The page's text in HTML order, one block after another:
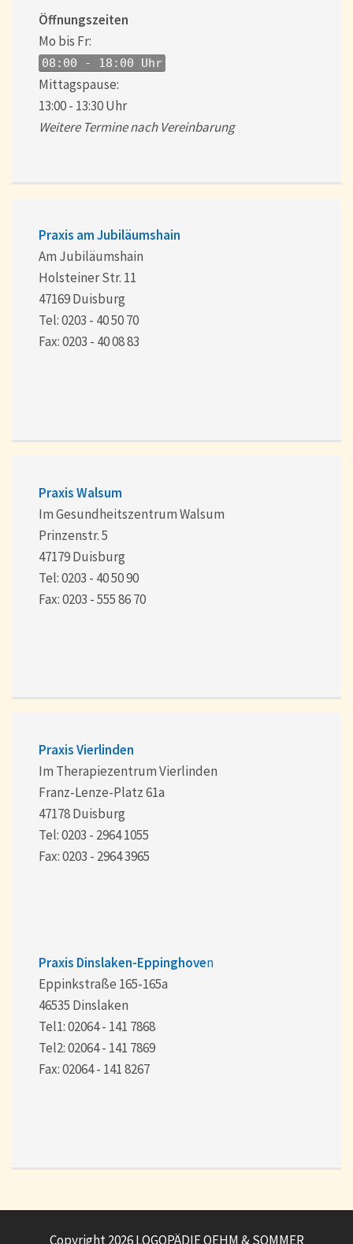
Öffnungszeiten
Mo bis Fr:
08:00 - 18:00 Uhr
Mittagspause:
13:00 - 13:30 Uhr
Weitere Termine nach Vereinbarung
Praxis am Jubiläumshain
Am Jubiläumshain
Holsteiner Str. 11
47169 Duisburg
Tel: 0203 - 40 50 70
Fax: 0203 - 40 08 83
Praxis Walsum
Im Gesundheitszentrum Walsum
Prinzenstr. 5
47179 Duisburg
Tel: 0203 - 40 50 90
Fax: 0203 - 555 86 70
Praxis Vierlinden
Im Therapiezentrum Vierlinden
Franz-Lenze-Platz 61a
47178 Duisburg
Tel: 0203 - 2964 1055
Fax: 0203 - 2964 3965
Praxis Dinslaken-Eppinghoven
Eppinkstraße 165-165a
46535 Dinslaken
Tel1: 02064 - 141 7868
Tel2: 02064 - 141 7869
Fax: 02064 - 141 8267
Copyright 2026 LOGOPÄDIE OEHM & SOMMER